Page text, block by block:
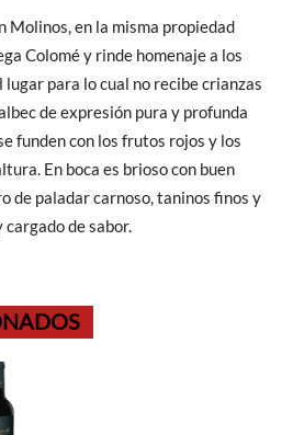
Molinos, en la misma propiedad
Colomé y rinde homenaje a los
para lo cual no recibe crianzas
de expresión pura y profunda
funden con los frutos rojos y los
En boca es brioso con buen
de paladar carnoso, taninos finos y
de sabor.